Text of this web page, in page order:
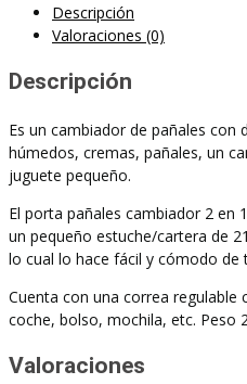
Descripción
Valoraciones (0)
Descripción
Es un cambiador de pañales con
húmedos, cremas, pañales, un
juguete pequeño.
El porta pañales cambiador 2 en
un pequeño estuche/cartera de
lo cual lo hace fácil y cómodo de
Cuenta con una correa regulable
coche, bolso, mochila, etc. Peso
Valoraciones